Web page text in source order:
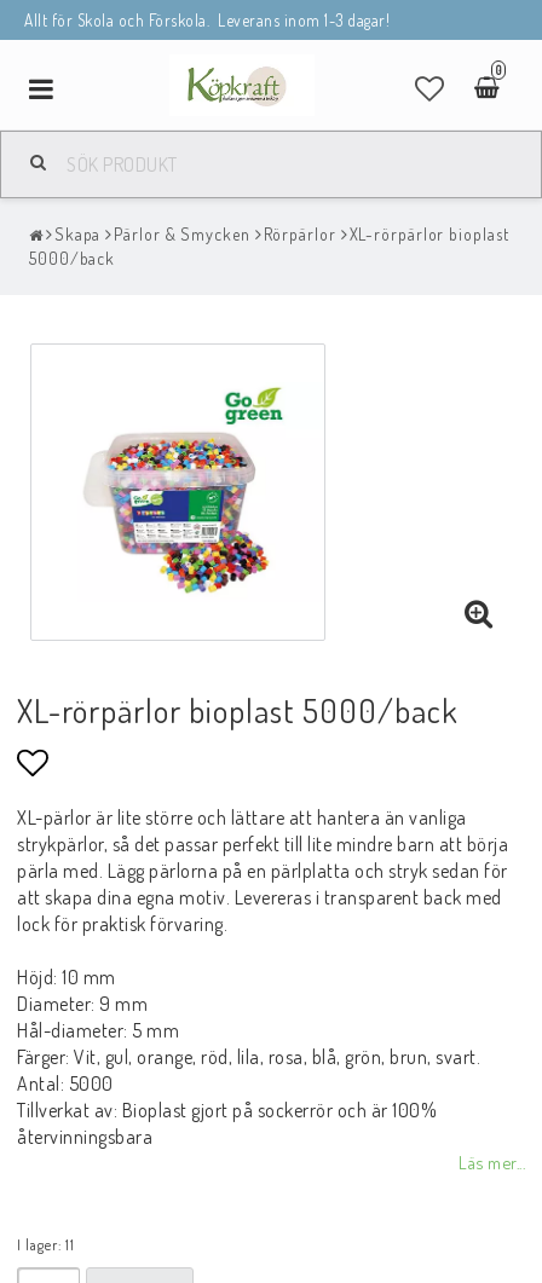
Allt för Skola och Förskola. Leverans inom 1-3 dagar!
0
Toggle
navigation
Skapa Pärlor & Smycken Rörpärlor
XL-rörpärlor bioplast
5000/back
XL-rörpärlor bioplast 5000/back
Lägg till i favoritlistan
XL-pärlor är lite större och lättare att hantera än vanliga
strykpärlor, så det passar perfekt till lite mindre barn att börja
pärla med. Lägg pärlorna på en pärlplatta och stryk sedan för
att skapa dina egna motiv. Levereras i transparent back med
lock för praktisk förvaring.
Höjd: 10 mm
Diameter: 9 mm
Hål-diameter: 5 mm
Färger: Vit, gul, orange, röd, lila, rosa, blå, grön, brun, svart.
Antal: 5000
Tillverkat av: Bioplast gjort på sockerrör och är 100%
återvinningsbara
Läs mer...
I lager: 11